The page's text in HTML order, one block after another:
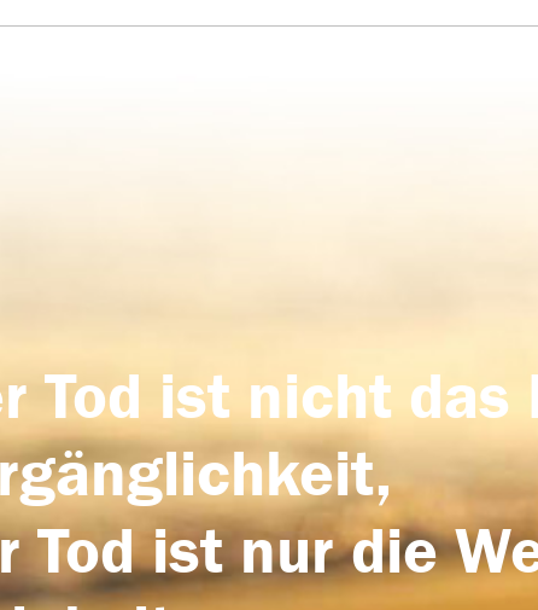
Tod ist nicht
Tod ist nur die